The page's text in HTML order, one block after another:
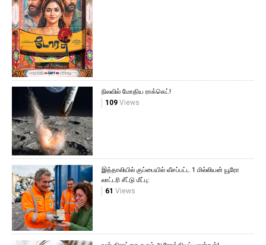
நிலவில் மோதிய ராக்கெட்!
109Views
இத்தாலியில் குப்பையில் வீசப்பட்ட 1 மில்லியன் யூரோ
லாட்டரி சீட்டு மீட்பு:
61 Views